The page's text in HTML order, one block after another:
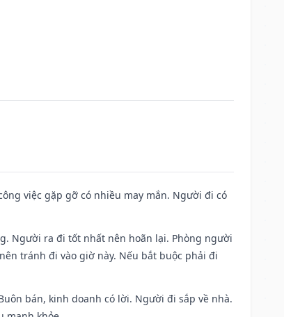
việc gặp gỡ có nhiều may mắn. Người đi có
Người ra đi tốt nhất nên hoãn lại. Phòng người
tránh đi vào giờ này. Nếu bắt buộc phải đi
bán, kinh doanh có lời. Người đi sắp về nhà.